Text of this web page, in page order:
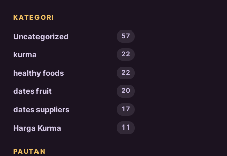
KATEGORI
Uncategorized 57
kurma 22
healthy foods 22
dates fruit 20
dates suppliers 17
Harga Kurma 11
PAUTAN